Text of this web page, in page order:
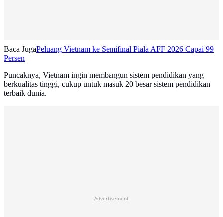
Baca JugaPeluang Vietnam ke Semifinal Piala AFF 2026 Capai 99
Persen
Puncaknya, Vietnam ingin membangun sistem pendidikan yang
berkualitas tinggi, cukup untuk masuk 20 besar sistem pendidikan
terbaik dunia.
Advertisement